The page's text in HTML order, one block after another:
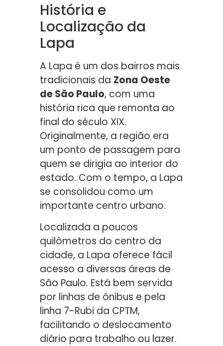
História e
Localização da
Lapa
A Lapa é um dos bairros mais
tradicionais da Zona Oeste
de São Paulo, com uma
história rica que remonta ao
final do século XIX.
Originalmente, a região era
um ponto de passagem para
quem se dirigia ao interior do
estado. Com o tempo, a Lapa
se consolidou como um
importante centro urbano.
Localizada a poucos
quilômetros do centro da
cidade, a Lapa oferece fácil
acesso a diversas áreas de
São Paulo. Está bem servida
por linhas de ônibus e pela
linha 7-Rubi da CPTM,
facilitando o deslocamento
diário para trabalho ou lazer.